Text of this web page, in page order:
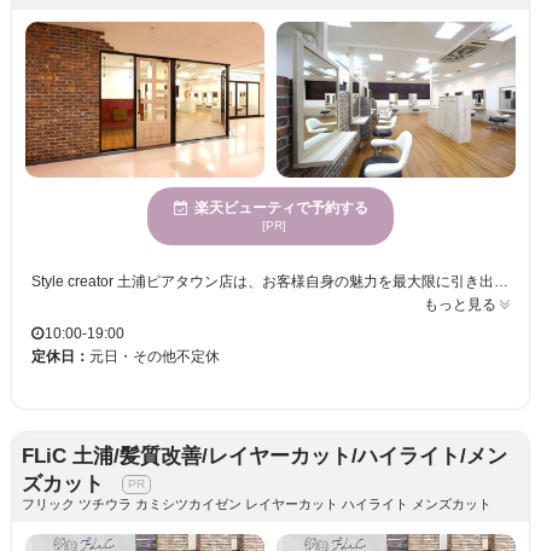
楽天ビューティで予約する
[PR]
もっと見る
10:00-19:00
定休日： 元日・その他不定休
FLiC 土浦/髪質改善/レイヤーカット/ハイライト/メン
ズカット
フリック ツチウラ カミシツカイゼン レイヤーカット ハイライト メンズカット